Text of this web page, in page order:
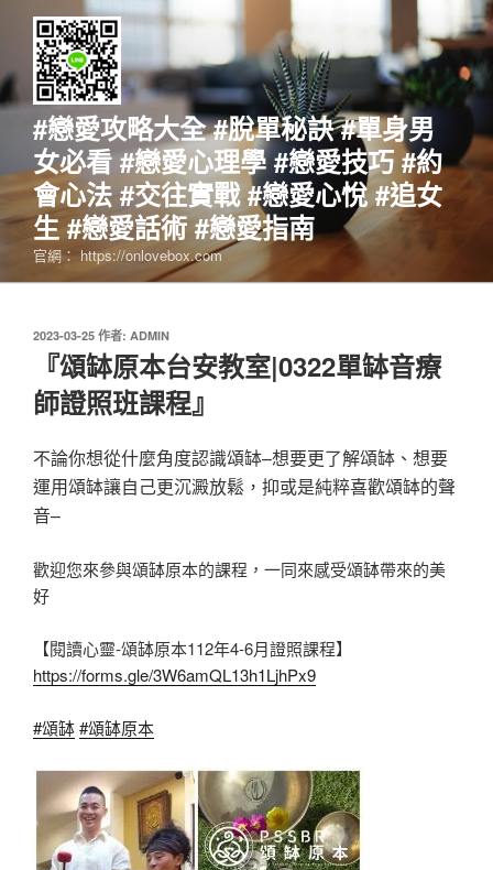
要
#戀愛攻略大全 #脫單秘訣 #單身男
女必看 #戀愛心理學 #戀愛技巧 #約
會心法 #交往實戰 #戀愛心悅 #追女
生 #戀愛話術 #戀愛指南
官網： https://onlovebox.com
發
2023-03-25 作者: ADMIN
『頌缽原本台安教室|0322單缽音療
師證照班課程』
不論你想從什麼角度認識頌缽–想要更了解頌缽、想要
運用頌缽讓自己更沉澱放鬆，抑或是純粹喜歡頌缽的聲
音–
歡迎您來參與頌缽原本的課程，一同來感受頌缽帶來的美
好
【閱讀心靈-頌缽原本112年4-6月證照課程】
https://forms.gle/3W6amQL13h1LjhPx9
#頌缽#頌缽原本